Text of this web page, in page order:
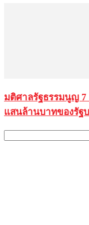
มติศาลรัฐธรรมนูญ 7
แสนล้านบาทของรัฐ